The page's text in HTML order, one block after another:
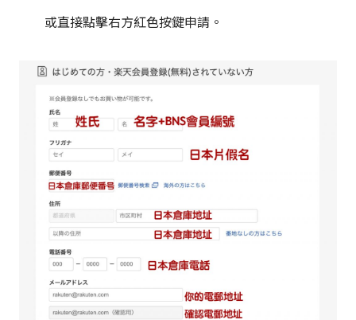
或直接點擊右方紅色按鍵申請。